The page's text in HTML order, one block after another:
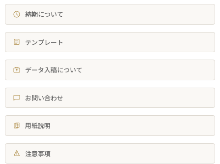
納期について
テンプレート
データ入稿について
お問い合わせ
用紙説明
注意事項